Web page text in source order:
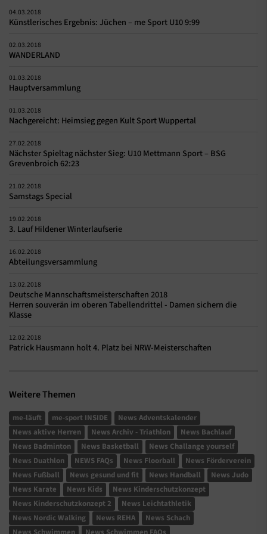
04.03.2018
Künstlerisches Ergebnis: Jüchen – me Sport U10 9:99
02.03.2018
WANDERLAND
01.03.2018
Hauptversammlung
01.03.2018
Nachgereicht: Heimsieg gegen Kult Sport Wuppertal
27.02.2018
Nächster Spieltag nächster Sieg: U10 Mettmann Sport – BSG
Grevenbroich 62:23
21.02.2018
Samstags Special
19.02.2018
3. Lauf Hildener Winterlaufserie
16.02.2018
Abteilungsversammlung
13.02.2018
Deutsche Mannschaftsmeisterschaften 2018
Herren souverän im oberen Tabellendrittel - Damen sichern die
Klasse
12.02.2018
Patrick Hausmann holt 4. Platz bei NRW-Meisterschaften
Weitere Themen
me-läuft me-sport INSIDE
News Adventskalender
News aktive Herren
News Archiv - Triathlon
News Bachlauf
News Badminton
News Basketball
News Challange yourself
News Duathlon
NEWS FAQs News Floorball
News Förderverein
News Fußball
News gesund und fit News Handball
News Judo
News Karate
News Kids
News Kinderschutzkonzept
News Kinderschutzkonzept 2
News Leichtathletik
News Nordic Walking
News REHA
News Schach